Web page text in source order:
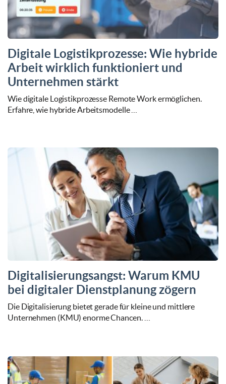
Digitale Logistikprozesse: Wie hybride
Arbeit wirklich funktioniert und
Unternehmen stärkt
Wie digitale Logistikprozesse Remote Work ermöglichen.
Erfahre, wie hybride Arbeitsmodelle …
Digitalisierungsangst: Warum KMU
bei digitaler Dienstplanung zögern
Die Digitalisierung bietet gerade für kleine und mittlere
Unternehmen (KMU) enorme Chancen. …